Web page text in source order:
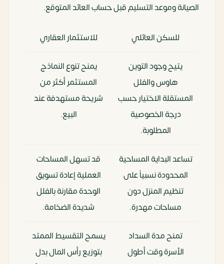
الصيانة وموعد التسليم قبل حساب العائد المتوقع.
للسكن العائلي للاستثمار العقاري
يتيح وجود التوين
هاوس والفلل
المستقلة الاختيار حسب
درجة الخصوصية
المطلوبة.
يمنح تنوع النماذج
المستثمر أكثر من
شريحة مستهدفة عند
البيع.
تساعد البداية المساحية
المحدودة نسبياً على
تنظيم المنزل دون
مساحات مهدرة.
قد تسهل المساحات
العملية إعادة تسويق
الوحدة مقارنة بالفلل
شديدة الضخامة.
تمنح مدة السداد
الأسرة وقت أطول
يسمح التقسيط الممتد
بتوزيع رأس المال بدل